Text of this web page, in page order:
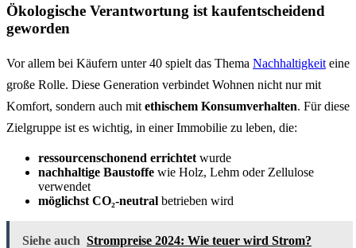
Ökologische Verantwortung ist kaufentscheidend
geworden
Vor allem bei Käufern unter 40 spielt das Thema Nachhaltigkeit eine
große Rolle. Diese Generation verbindet Wohnen nicht nur mit
Komfort, sondern auch mit ethischem Konsumverhalten. Für diese
Zielgruppe ist es wichtig, in einer Immobilie zu leben, die:
ressourcenschonend errichtet wurde
nachhaltige Baustoffe wie Holz, Lehm oder Zellulose
verwendet
möglichst CO₂-neutral betrieben wird
Siehe auch Strompreise 2024: Wie teuer wird Strom?